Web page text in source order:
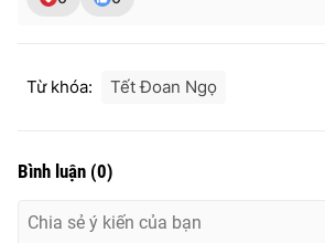
Từ khóa: Tết Đoan Ngọ
Bình luận (0)